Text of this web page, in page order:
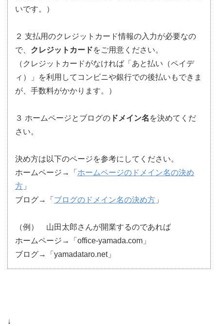
いです。）
２ 支払用のクレジットカード情報の入力が必要なの
で、 クレジットカードをご用意ください。
（クレジットカードがなければ「あと払い（ペイデ
ィ）」を利用してコンビニや銀行での後払いもできま
が、手数料がかかります。）
３ ホームページとブログの ドメイン名 を決めてくだ
さい。
決め方は以下のページを参考にしてください。
ホームページ→「 ホームページのドメイン名の決め
方 」
ブログ→「 ブログのドメイン名の決め方 」
（例） 山田太郎さんが開業するのであれば
ホームページ→「office-yamada.com」
ブログ→「yamadataro.net」
↓